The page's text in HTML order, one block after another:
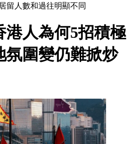
留人數和過往明顯不同
港人為何5招積極
氛圍變仍難掀炒